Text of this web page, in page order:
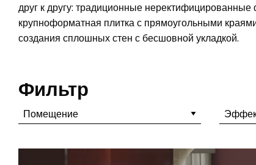
друг к другу: традиционные
крупноформатная плитка с прямоугольными
создания сплошных стен с бесшовной укладкой.
Фильтр